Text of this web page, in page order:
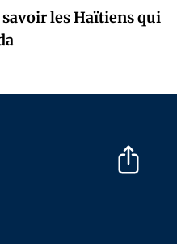
savoir les Haïtiens qui